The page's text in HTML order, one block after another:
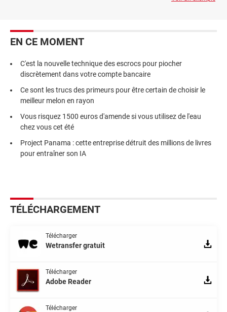
EN CE MOMENT
C'est la nouvelle technique des escrocs pour piocher
discrètement dans votre compte bancaire
Ce sont les trucs des primeurs pour être certain de choisir le
meilleur melon en rayon
Vous risquez 1500 euros d'amende si vous utilisez de l'eau
chez vous cet été
Project Panama : cette entreprise détruit des millions de livres
pour entraîner son IA
TÉLÉCHARGEMENT
Télécharger
Wetransfer gratuit
Télécharger
Adobe Reader
Télécharger